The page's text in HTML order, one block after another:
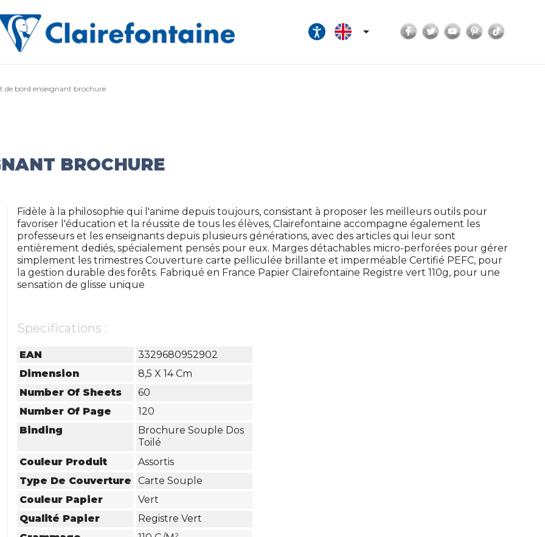
 Facebook
TwitterYouTubePinterest
de bord enseignant brochure
BROCHURE
Fidèle à la philosophie qui l'anime depuis toujours, consistant à proposer les meilleurs outils pour
favoriser l'éducation et la réussite de tous les élèves, Clairefontaine accompagne également les
professeurs et les enseignants depuis plusieurs générations, avec des articles qui leur sont
entièrement dediés, spécialement pensés pour eux. Marges détachables micro-perforées pour gérer
simplement les trimestres Couverture carte pelliculée brillante et imperméable Certifié PEFC, pour
la gestion durable des forêts. Fabriqué en France Papier Clairefontaine Registre vert 110g, pour une
sensation de glisse unique
Specifications :
EAN
3329680952902
Dimension
8,5 X 14 Cm
Number Of Sheets
60
Number Of Page
120
Binding
Brochure Souple Dos
Toilé
Couleur Produit
Assortis
Type De Couverture
Carte Souple
Couleur Papier
Vert
Qualité Papier
Registre Vert